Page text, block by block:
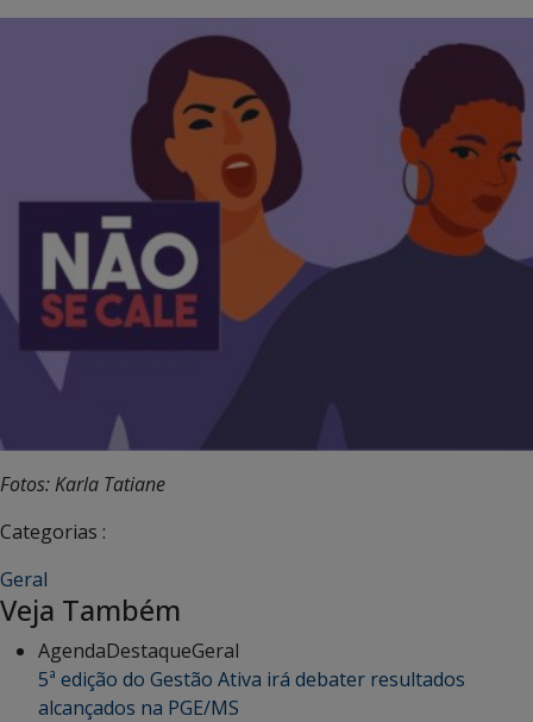
Fotos: Karla Tatiane
Categorias :
Geral
Veja Também
AgendaDestaqueGeral
5ª edição do Gestão Ativa irá debater resultados
alcançados na PGE/MS